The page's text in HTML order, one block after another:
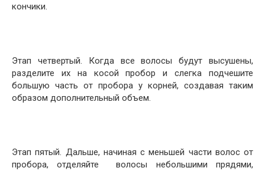
кончики.
Этап четвертый. Когда все волосы будут высушены,
разделите их на косой пробор и слегка подчешите
большую часть от пробора у корней, создавая таким
образом дополнительный объем.
Этап пятый. Дальше, начиная с меньшей части волос от
пробора, отделяйте волосы небольшими прядями,